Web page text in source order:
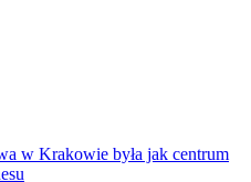
w Krakowie była jak centrum